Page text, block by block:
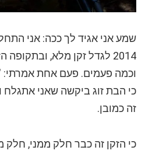
שמע אני אגיד לך ככה: אני
2014 לגדל זקן מלא,
וכמה פעמים. פעם אחת אמרתי:
כי הבת זוג ביקשה שאני
זה כמובן.
כי הזקן זה כבר חלק ממני,